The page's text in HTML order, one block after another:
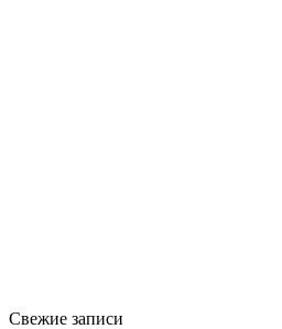
Свежие записи